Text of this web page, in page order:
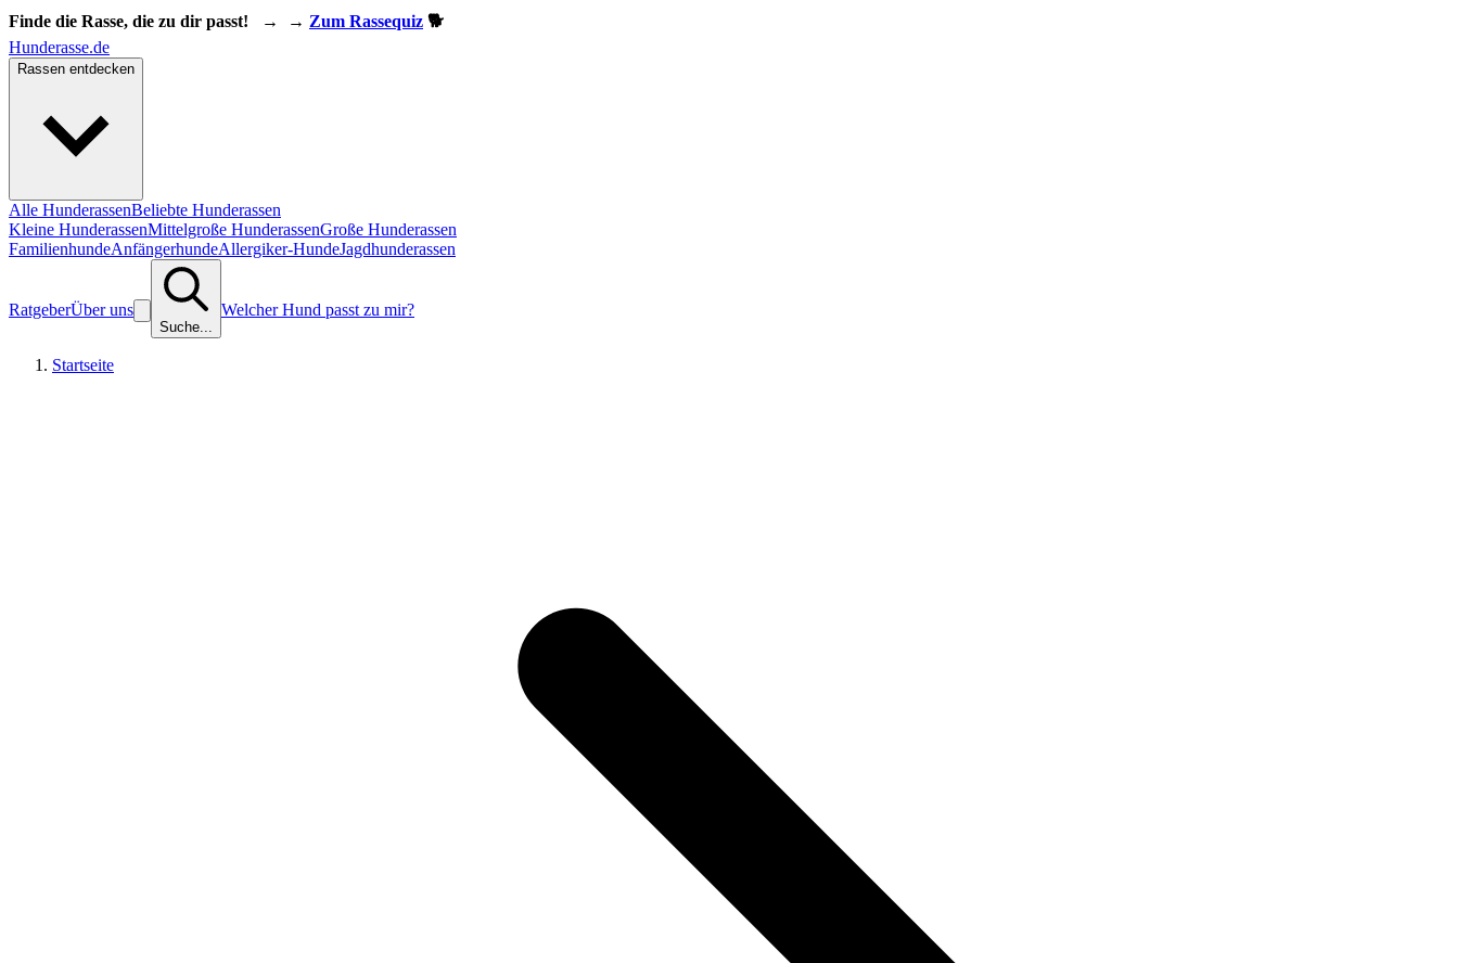
Finde die Rasse, die zu dir passt! → → Zum Rassequiz 🐕
Hunderasse.de
Rassen entdecken
Alle HunderassenBeliebte Hunderassen
Kleine HunderassenMittelgroße HunderassenGroße Hunderassen
FamilienhundeAnfängerhundeAllergiker-HundeJagdhunderassen
RatgeberÜber uns
Suche...
Welcher Hund passt zu mir?
Startseite